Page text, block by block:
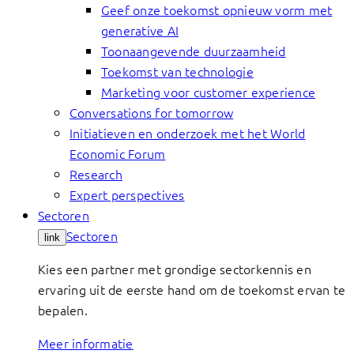
Geef onze toekomst opnieuw vorm met
generative AI
Toonaangevende duurzaamheid
Toekomst van technologie
Marketing voor customer experience
Conversations for tomorrow
Initiatieven en onderzoek met het World
Economic Forum
Research
Expert perspectives
Sectoren
link Sectoren
Kies een partner met grondige sectorkennis en
ervaring uit de eerste hand om de toekomst ervan te
bepalen.
Meer informatie